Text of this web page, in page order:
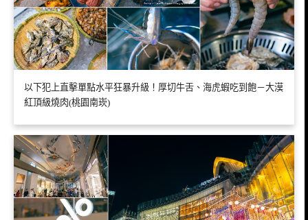
以下犯上直擊單點水平狂暴升級！厚切牛舌、海虎蝦吃到飽－大漠
紅頂級燒肉(桃園南崁)